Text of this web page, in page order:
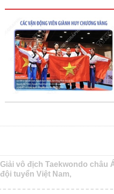
Giải vô địch Taekwondo châu
đội tuyển Việt Nam,